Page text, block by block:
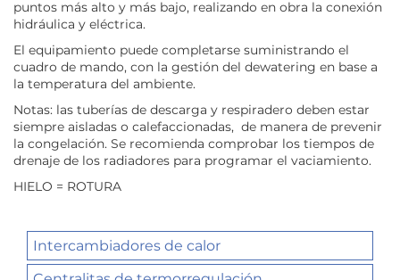
puntos más alto y más bajo, realizando en obra la conexión
hidráulica y eléctrica.
El equipamiento puede completarse suministrando el
cuadro de mando, con la gestión del dewatering en base a
la temperatura del ambiente.
Notas: las tuberías de descarga y respiradero deben estar
siempre aisladas o calefaccionadas, de manera de prevenir
la congelación. Se recomienda comprobar los tiempos de
drenaje de los radiadores para programar el vaciamiento.
HIELO = ROTURA
Intercambiadores de calor